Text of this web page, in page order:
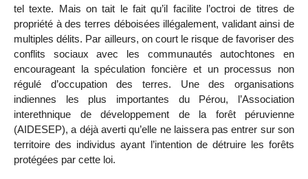
tel texte. Mais on tait le fait qu’il facilite l’octroi de titres de
propriété à des terres déboisées illégalement, validant ainsi de
multiples délits. Par ailleurs, on court le risque de favoriser des
conflits sociaux avec les communautés autochtones en
encourageant la spéculation foncière et un processus non
régulé d’occupation des terres. Une des organisations
indiennes les plus importantes du Pérou, l’Association
interethnique de développement de la forêt péruvienne
(AIDESEP), a déjà averti qu’elle ne laissera pas entrer sur son
territoire des individus ayant l’intention de détruire les forêts
protégées par cette loi.